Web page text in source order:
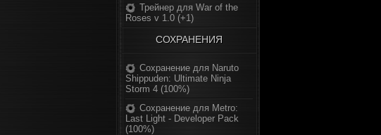
Трейнер для War of the
Roses v 1.0 (+1)
СОХРАНЕНИЯ
Сохранение для Naruto
Shippuden: Ultimate Ninja
Storm 4 (100%)
Сохранение для Metro:
Last Light - Developer Pack
(100%)